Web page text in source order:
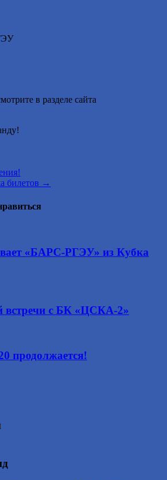
в разделе сайта
билетов →
«БАРС‑РГЭУ» из Кубка
встречи с БК «ЦСКА-2»
продолжается!